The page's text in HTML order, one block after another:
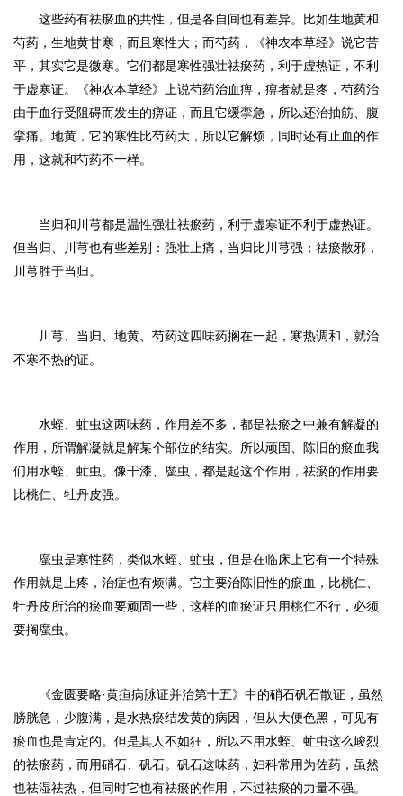
这些药有祛瘀血的共性，但是各自间也有差异。比如生地黄和
芍药，生地黄甘寒，而且寒性大；而芍药，《神农本草经》说它苦
平，其实它是微寒。它们都是寒性强壮祛瘀药，利于虚热证，不利
于虚寒证。《神农本草经》上说芍药治血痹，痹者就是疼，芍药治
由于血行受阻碍而发生的痹证，而且它缓挛急，所以还治抽筋、腹
挛痛。地黄，它的寒性比芍药大，所以它解烦，同时还有止血的作
用，这就和芍药不一样。
当归和川芎都是温性强壮祛瘀药，利于虚寒证不利于虚热证。
但当归、川芎也有些差别：强壮止痛，当归比川芎强；祛瘀散邪，
川芎胜于当归。
川芎、当归、地黄、芍药这四味药搁在一起，寒热调和，就治
不寒不热的证。
水蛭、虻虫这两味药，作用差不多，都是祛瘀之中兼有解凝的
作用，所谓解凝就是解某个部位的结实。所以顽固、陈旧的瘀血我
们用水蛭、虻虫。像干漆、䗪虫，都是起这个作用，祛瘀的作用要
比桃仁、牡丹皮强。
䗪虫是寒性药，类似水蛭、虻虫，但是在临床上它有一个特殊
作用就是止疼，治症也有烦满。它主要治陈旧性的瘀血，比桃仁、
牡丹皮所治的瘀血要顽固一些，这样的血瘀证只用桃仁不行，必须
要搁䗪虫。
《金匮要略·黄疸病脉证并治第十五》中的硝石矾石散证，虽然
膀胱急，少腹满，是水热瘀结发黄的病因，但从大便色黑，可见有
瘀血也是肯定的。但是其人不如狂，所以不用水蛭、虻虫这么峻烈
的祛瘀药，而用硝石、矾石。矾石这味药，妇科常用为佐药，虽然
也祛湿祛热，但同时它也有祛瘀的作用，不过祛瘀的力量不强。